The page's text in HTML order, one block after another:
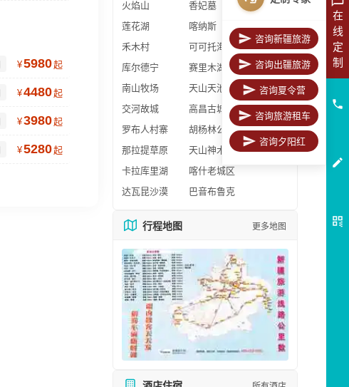
¥5980起
¥4480起
¥3980起
¥5280起
火焰山
香妃墓
莲花湖
喀纳斯
禾木村
可可托海
库尔德宁
赛里木湖
南山牧场
天山天池
交河故城
高昌古城
罗布人村寨
胡杨林公园
那拉提草原
天山神木园
卡拉库里湖
喀什老城区
达瓦昆沙漠
巴音布鲁克
行程地图 更多地图
在
线
定
制
咨询新疆旅游
咨询出疆旅游
咨询夏令营
咨询旅游租车
咨询夕阳红